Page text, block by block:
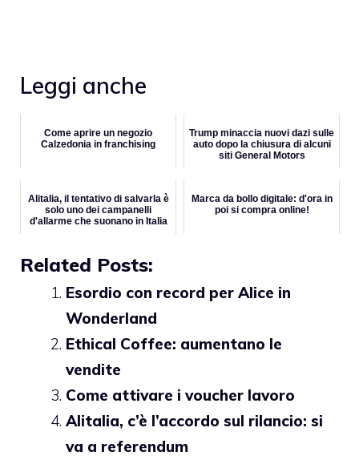
Leggi anche
Come aprire un negozio
Calzedonia in franchising
Trump minaccia nuovi dazi sulle
auto dopo la chiusura di alcuni
siti General Motors
Alitalia, il tentativo di salvarla è
solo uno dei campanelli
d'allarme che suonano in Italia
Marca da bollo digitale: d'ora in
poi si compra online!
Related Posts:
Esordio con record per Alice in
Wonderland
Ethical Coffee: aumentano le
vendite
Come attivare i voucher lavoro
Alitalia, c’è l’accordo sul rilancio: si
va a referendum